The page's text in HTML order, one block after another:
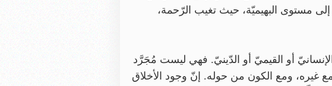
إلى مستوى البهيميّة، حيث تغيب الرّحمة،
أو القيميّ أو الدّينيّ. فهي ليست مُجَرَّد
ومع الكون من حوله. إنّ وجود الأخلاق